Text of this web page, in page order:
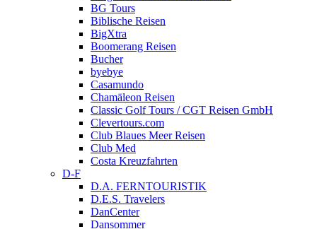
BG Tours
Biblische Reisen
BigXtra
Boomerang Reisen
Bucher
byebye
Casamundo
Chamäleon Reisen
Classic Golf Tours / CGT Reisen GmbH
Clevertours.com
Club Blaues Meer Reisen
Club Med
Costa Kreuzfahrten
D-F
D.A. FERNTOURISTIK
D.E.S. Travelers
DanCenter
Dansommer